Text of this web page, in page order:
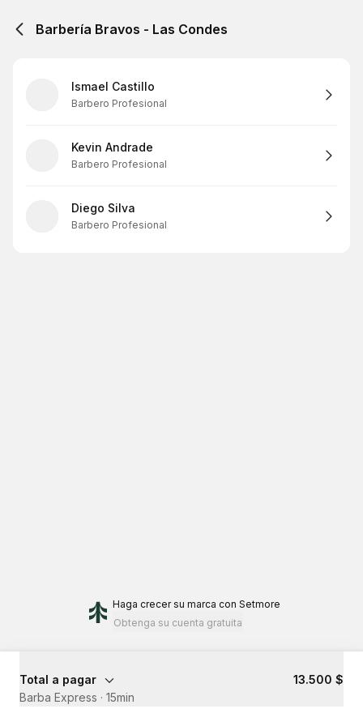
Barbería Bravos - Las Condes
Ismael Castillo
Barbero Profesional
Kevin Andrade
Barbero Profesional
Diego Silva
Barbero Profesional
Haga crecer su marca con Setmore
Obtenga su cuenta gratuita
Total a pagar
13.500 $
Barba Express · 15min